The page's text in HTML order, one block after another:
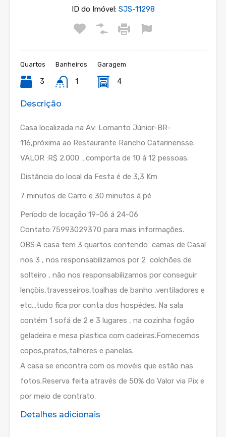
ID do Imóvel:SJS-11298
Quartos
3
Banheiros
1
Garagem
4
Descrição
Casa localizada na Av: Lomanto Jùnior-BR-
116,próxima ao Restaurante Rancho Catarinensse.
VALOR :R$ 2.000 …comporta de 10 á 12 pessoas.
Distância do local da Festa é de 3,3 Km
7 minutos de Carro e 30 minutos á pé
Período de locação 19-06 á 24-06
Contato:75993029370 para mais informações.
OBS:A casa tem 3 quartos contendo camas de Casal
nos 3 , nos responsabilizamos por 2 colchões de
solteiro , não nos responsabilizamos por conseguir
lençòis,travesseiros,toalhas de banho ,ventiladores e
etc…tudo fica por conta dos hospédes. Na sala
contém 1 sofá de 2 e 3 lugares , na cozinha fogão
geladeira e mesa plastica com cadeiras.Fornecemos
copos,pratos,talheres e panelas.
A casa se encontra com os movéis que estão nas
fotos.Reserva feita através de 50% do Valor via Pix e
por meio de contrato.
Detalhes adicionais